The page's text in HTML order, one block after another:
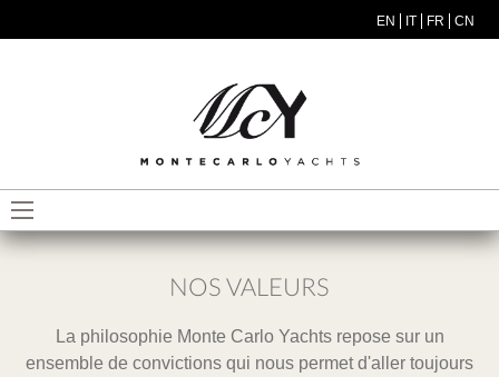
EN IT FR CN
MODEL MENU ITA
NOS VALEURS
La philosophie Monte Carlo Yachts repose sur un
ensemble de convictions qui nous permet d'aller toujours